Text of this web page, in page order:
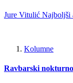
Jure Vitulić Najboljši
Kolumne
Ravbarski nokturno